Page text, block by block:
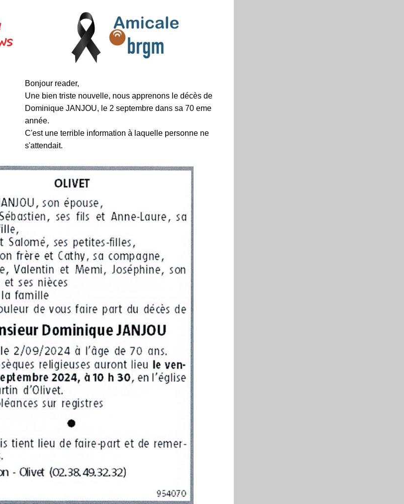
Bonjour reader,
Une bien triste nouvelle, nous apprenons le décès de
Dominique JANJOU, le 2 septembre dans sa 70 eme
année.
C'est une terrible information à laquelle personne ne
s'attendait.